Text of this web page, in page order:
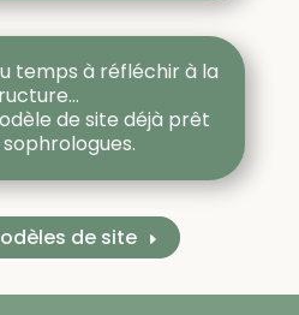
temps à réfléchir à la
de site déjà prêt
de site